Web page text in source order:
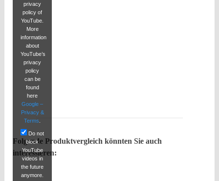
privacy
policy of
YouTube.
More
information
about
YouTube’s
privacy
policy
can be
found
here
Google –
Privacy &
Terms
Do not
block
YouTube
videos in
the future
anymore.
Folgende Produktvergleich könnten Sie auch
interessieren: